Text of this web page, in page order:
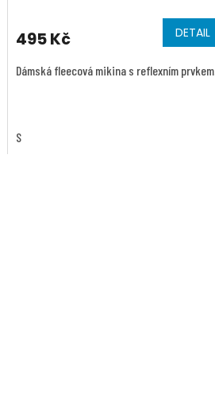
495 Kč DETAIL
Dámská fleecová mikina s reflexním prvkem.
S